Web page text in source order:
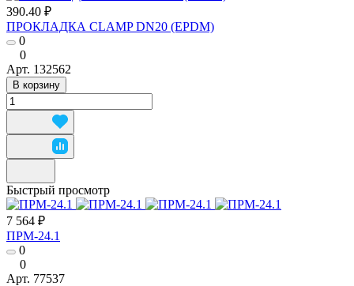
390.40 ₽
ПРОКЛАДКА CLAMP DN20 (EPDM)
0
0
Арт. 132562
В корзину
Быстрый просмотр
7 564 ₽
ПРМ-24.1
0
0
Арт. 77537